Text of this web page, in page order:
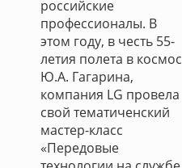
российские
профессионалы. В
этом году, в честь 55-
летия полета в космос
Ю.А. Гагарина,
компания LG провела
свой тематиченский
мастер-класс
«Передовые